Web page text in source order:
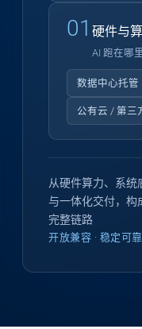
01 硬件与
AI 跑在哪里
数据中心托管
公有云 / 第三
从硬件算力、系统
与一体化交付，构
完整链路
开放兼容 · 稳定可